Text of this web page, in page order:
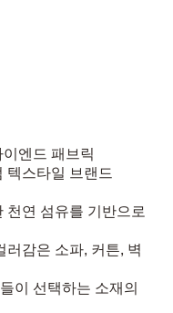
엔드 패브릭
텍스타일 브랜드
천연 섬유를 기반으로
러감은 소파, 커튼, 벽
이 선택하는 소재의